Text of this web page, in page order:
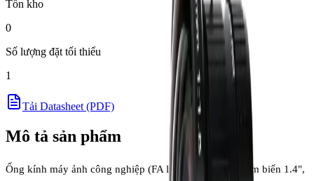
Tồn kho
0
Số lượng đặt tối thiểu
1
Tải Datasheet (PDF)
Mô tả sản phẩm
Ống kính máy ảnh công nghiệp (FA lens) Chiopt cho cảm biến 1.4",